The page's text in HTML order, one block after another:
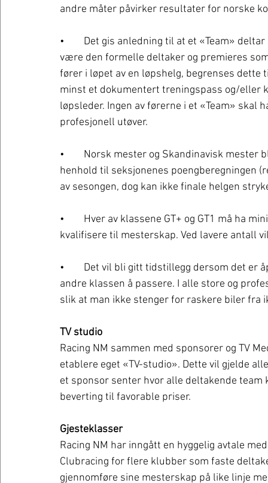
andre måter påvirker resultater for norske
•	Det gis anledning til at et «Team» deltar med flere førere gjennom sesongen. Teamet vil
være den formelle deltaker og premieres
fører i løpet av en løpshelg, begrenses
minst et dokumentert treningspass og/eller
løpsleder. Ingen av førerne i et «Team» skal
profesjonell utøver.
•	Norsk mester og Skandinavisk mester blir den som gjennom sesongen har flest poeng i
henhold til seksjonenes poengberegningen
av sesongen, dog kan ikke finale helgen
•	Hver av klassene GT+ og GT1 må ha minimum 10 startende i løpet av sesongen for å
kvalifisere til mesterskap. Ved lavere antall
•	Det vil bli gitt tidstillegg dersom det er åpenbart at fører i en klasse hindrer fører i den
andre klassen å passere. I alle store og
slik at man ikke stenger for raskere biler fra
TV studio
Racing NM sammen med sponsorer og TV
etablere eget «TV-studio». Dette vil gjelde
et sponsor senter hvor alle deltakende
beverting til favorable priser.
Gjesteklasser
Racing NM har inngått en hyggelig avtale
Clubracing for flere klubber som faste
gjennomføre sine mesterskap på like linje